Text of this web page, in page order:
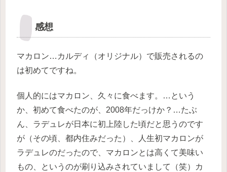
感想
マカロン…カルディ（オリジナル）で販売されるの
は初めてですね。
個人的にはマカロン、久々に食べます。…という
か、初めて食べたのが、2008年だっけか？…たぶ
ん、ラデュレが日本に初上陸した頃だと思うのです
が（その頃、都内住みだった）、人生初マカロンが
ラデュレのだったので、マカロンとは高くて美味い
もの、というのが刷り込みされていまして（笑）カ